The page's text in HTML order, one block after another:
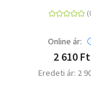
Online ár:
2 610 Ft
Eredeti ár: 2